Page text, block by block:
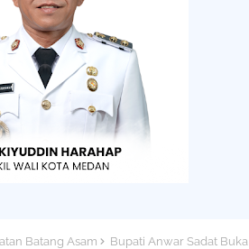
Batang Asam
Bupati Anwar Sadat Buka